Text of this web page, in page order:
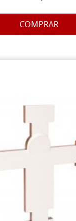
COMPRAR